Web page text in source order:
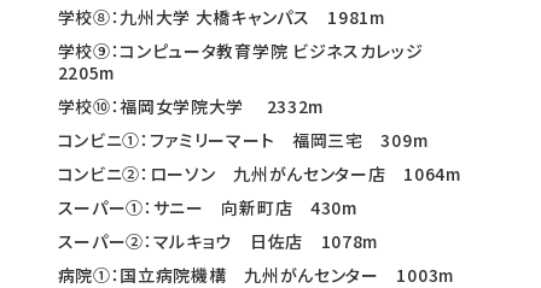
学校⑧：九州大学 大橋キャンパス 1981m
学校⑨：コンピュータ教育学院 ビジネスカレッジ
2205m
学校⑩：福岡女学院大学 2332m
コンビニ①：ファミリーマート 福岡三宅 309m
コンビニ②：ローソン 九州がんセンター店 1064m
スーパー①：サニー 向新町店 430m
スーパー②：マルキョウ 日佐店 1078m
病院①：国立病院機構 九州がんセンター 1003m